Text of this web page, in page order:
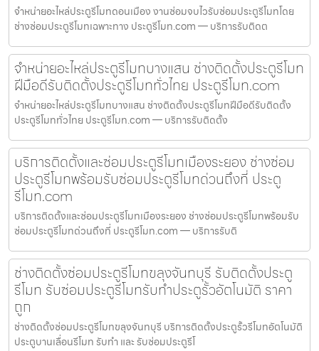
จำหน่ายอะไหล่ประตูรีโมทดอนเมือง งานซ่อมจบไวรับซ่อมประตูรีโมทโดย
ช่างซ่อมประตูรีโมทเฉพาะทาง ประตูรีโมท.com — บริการรับติดต
จำหน่ายอะไหล่ประตูรีโมทบางแสน ช่างติดตั้งประตูรีโมท
ฝีมือดีรับติดตั้งประตูรีโมททั่วไทย ประตูรีโมท.com
จำหน่ายอะไหล่ประตูรีโมทบางแสน ช่างติดตั้งประตูรีโมทฝีมือดีรับติดตั้ง
ประตูรีโมททั่วไทย ประตูรีโมท.com — บริการรับติดตั้ง
บริการติดตั้งและซ่อมประตูรีโมทเมืองระยอง ช่างซ่อม
ประตูรีโมทพร้อมรับซ่อมประตูรีโมทด่วนถึงที่ ประตู
รีโมท.com
บริการติดตั้งและซ่อมประตูรีโมทเมืองระยอง ช่างซ่อมประตูรีโมทพร้อมรับ
ซ่อมประตูรีโมทด่วนถึงที่ ประตูรีโมท.com — บริการรับติ
ช่างติดตั้งซ่อมประตูรีโมทขลุงจันทบุรี รับติดตั้งประตู
รีโมท รับซ่อมประตูรีโมทรับทำประตูรั้วอัตโนมัติ ราคา
ถูก
ช่างติดตั้งซ่อมประตูรีโมทขลุงจันทบุรี บริการติดตั้งประตูรั้วรีโมทอัตโนมัติ
ประตูบานเลื่อนรีโมท รับทำ และ รับซ่อมประตูรีโ